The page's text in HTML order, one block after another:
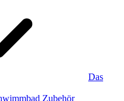
Das
Zubehör